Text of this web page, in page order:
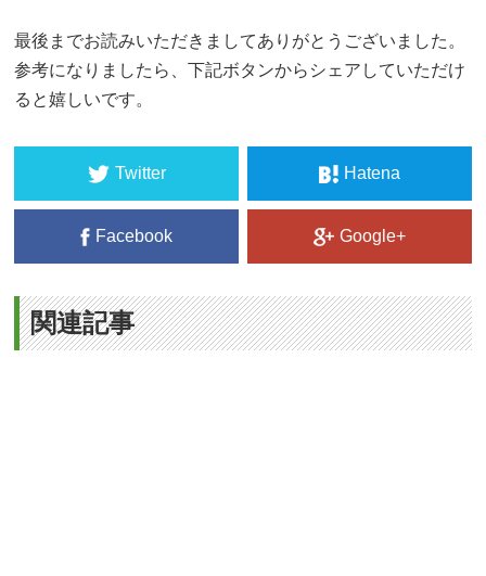
最後までお読みいただきましてありがとうございました。
参考になりましたら、下記ボタンからシェアしていただけ
ると嬉しいです。
Twitter Hatena
Facebook Google+
関連記事